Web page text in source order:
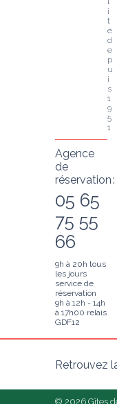
i
t
é
d
e
p
u
i
s
1
9
5
1
Agence
de
réservation :
05 65
75 55
66
9h à 20h tous
les jours
service de
réservation
9h à 12h - 14h
à 17h00 relais
GDF12
Retrouvez
© 2026 Gîtes